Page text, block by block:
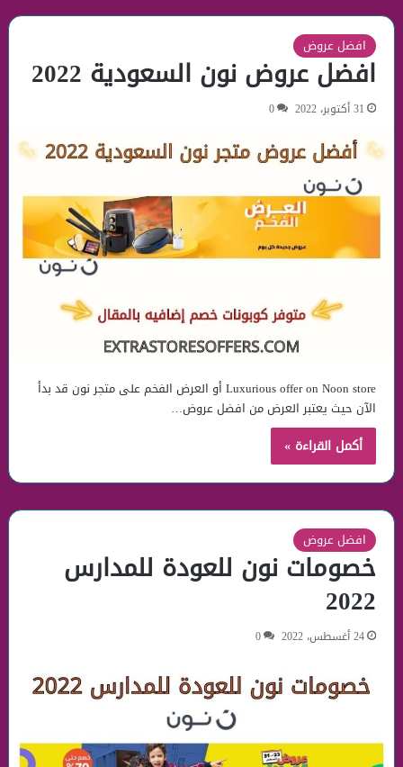
افضل عروض
افضل عروض نون السعودية 2022
31 أكتوبر، 2022 0
Luxurious offer on Noon store أو العرض الفخم على متجر نون قد بدأ
الآن حيث يعتبر العرض من افضل عروض…
أكمل القراءة »
افضل عروض
خصومات نون للعودة للمدارس
2022
24 أغسطس، 2022 0